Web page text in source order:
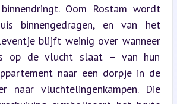
Oom Rostam wordt
binnengedragen, en van het
blijft weinig over wanneer
op de vlucht slaat – van hun
naar een dorpje in de
naar vluchtelingenkampen. Die